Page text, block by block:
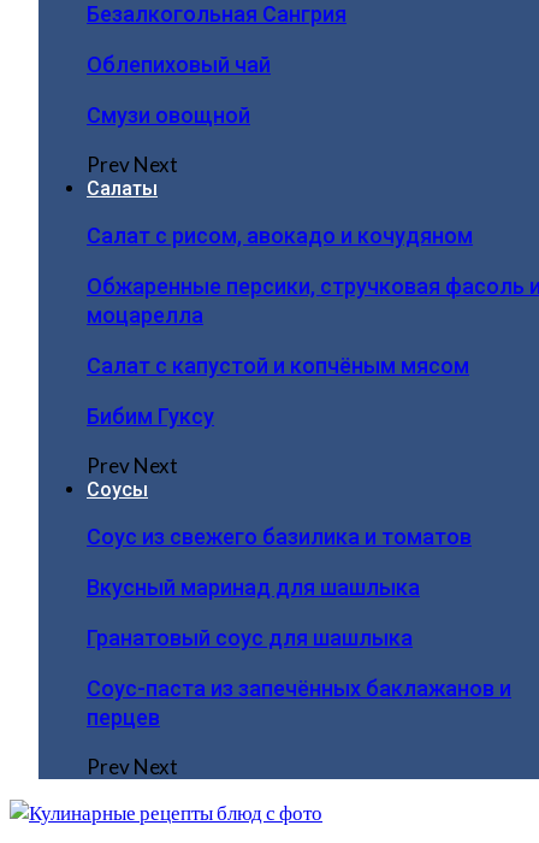
Безалкогольная Сангрия
Облепиховый чай
Смузи овощной
PrevNext
Салаты
Салат с рисом, авокадо и кочудяном
Обжаренные персики, стручковая фасоль
моцарелла
Салат с капустой и копчёным мясом
Бибим Гуксу
PrevNext
Соусы
Соус из свежего базилика и томатов
Вкусный маринад для шашлыка
Гранатовый соус для шашлыка
Соус-паста из запечённых баклажанов и
перцев
PrevNext